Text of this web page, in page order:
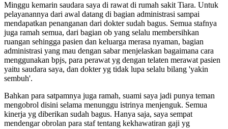
Minggu kemarin saudara saya di rawat di rumah sakit Tiara. Untuk
pelayanannya dari awal datang di bagian administrasi sampai
mendapatkan penanganan dari dokter sudah bagus. Semua stafnya
juga ramah semua, dari bagian ob yang selalu membersihkan
ruangan sehingga pasien dan keluarga merasa nyaman, bagian
administrasi yang mau dengan sabar menjelaskan bagaimana cara
menggunakan bpjs, para perawat yg dengan telaten merawat pasien
yaitu saudara saya, dan dokter yg tidak lupa selalu bilang 'yakin
sembuh'.
Bahkan para satpamnya juga ramah, suami saya jadi punya teman
mengobrol disini selama menunggu istrinya menjenguk. Semua
kinerja yg diberikan sudah bagus. Hanya saja, saya sempat
mendengar obrolan para staf tentang kekhawatiran gaji yg